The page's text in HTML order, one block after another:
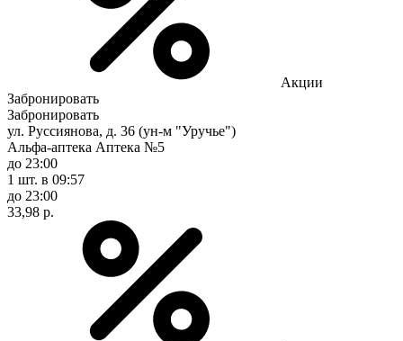
Акции
Забронировать
Забронировать
ул. Руссиянова, д. 36 (ун-м "Уручье")
Альфа-аптека Аптека №5
до 23:00
1 шт. в 09:57
до 23:00
33,98 р.